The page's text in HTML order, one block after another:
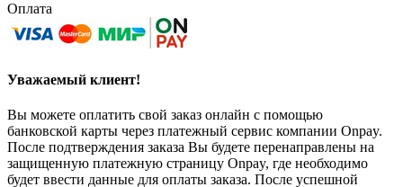
Оплата
Уважаемый клиент!
Вы можете оплатить свой заказ онлайн с помощью
банковской карты через платежный сервис компании Onpay.
После подтверждения заказа Вы будете перенаправлены на
защищенную платежную страницу Onpay, где необходимо
будет ввести данные для оплаты заказа. После успешной